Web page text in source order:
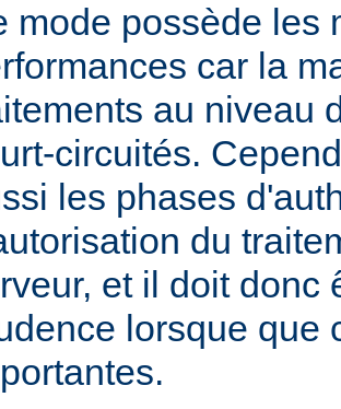
mode possède les
car la
au niveau
circuités.
les phases
du
et il doit donc
lorsque que